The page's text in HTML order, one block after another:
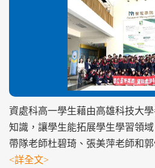
資處科高一學生藉由高雄科技大
知識，讓學生能拓展學生學習領
帶隊老師杜碧琦、張美萍老師和
<詳全文>